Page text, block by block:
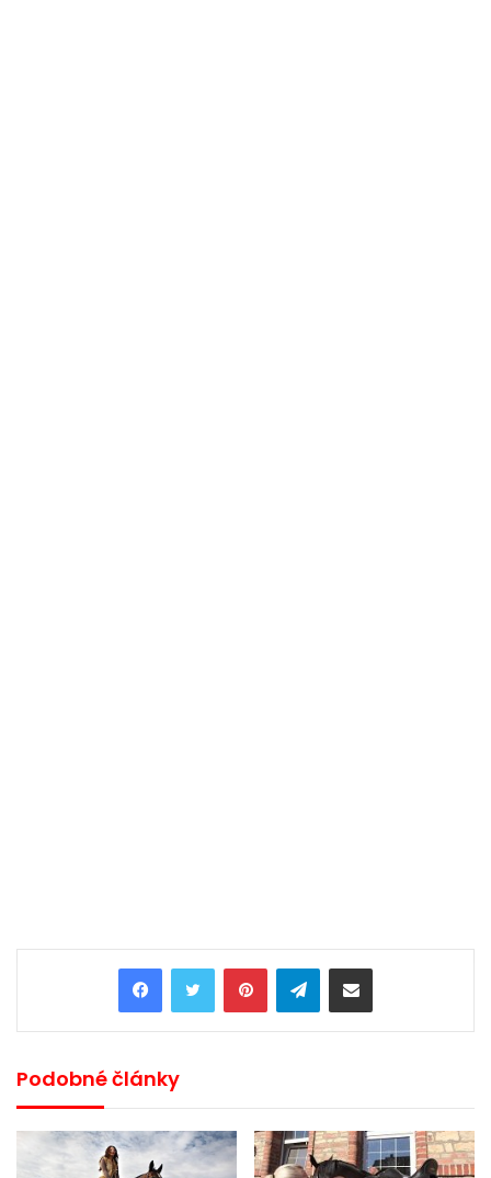
PinterestTelegramShare via Email
Podobné články